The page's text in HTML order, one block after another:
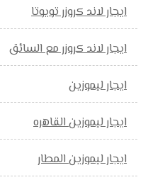
ايجار لاند كروزر تويوتا
ايجار لاند كروزر مع السائق
ايجار ليموزين
ايجار ليموزين القاهره
ايجار ليموزين المطار